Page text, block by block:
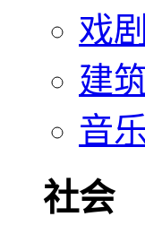
戏剧
建
音
社会